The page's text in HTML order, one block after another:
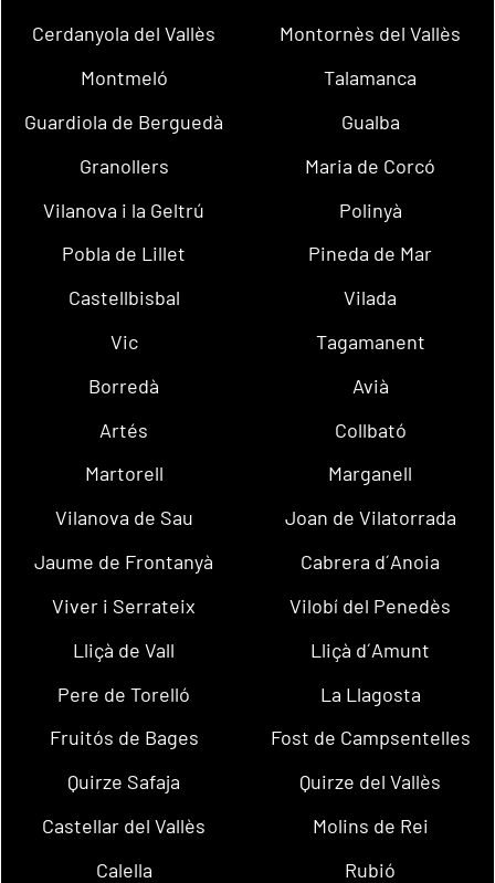
Cerdanyola del Vallès
Montornès del Vallès
Montmeló
Talamanca
Guardiola de Berguedà
Gualba
Granollers
Maria de Corcó
Vilanova i la Geltrú
Polinyà
Pobla de Lillet
Pineda de Mar
Castellbisbal
Vilada
Vic
Tagamanent
Borredà
Avià
Artés
Collbató
Martorell
Marganell
Vilanova de Sau
Joan de Vilatorrada
Jaume de Frontanyà
Cabrera d´Anoia
Viver i Serrateix
Vilobí del Penedès
Lliçà de Vall
Lliçà d´Amunt
Pere de Torelló
La Llagosta
Fruitós de Bages
Fost de Campsentelles
Quirze Safaja
Quirze del Vallès
Castellar del Vallès
Molins de Rei
Calella
Rubió